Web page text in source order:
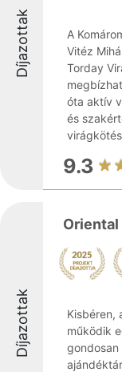
Díjazottak
A
Vitéz
Torday
óta aktív
és
9.3
Díjazottak
Kisbéren,
működik